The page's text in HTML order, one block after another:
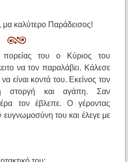
μα καλύτερο Παράδεισος!
του ο Κύριος του
να τον παραλάβει. Κάλεσε
είναι κοντά του. Εκείνος τον
στοργή και αγάπη. Σαν
τον έβλεπε. Ο γέροντας
ευγνωμοσύνη του και έλεγε με